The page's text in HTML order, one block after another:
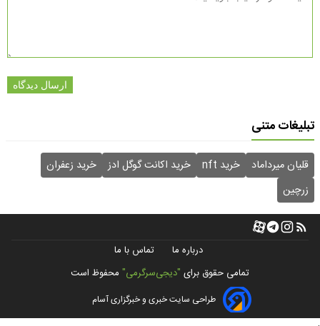
ارسال دیدگاه
تبلیغات متنی
قلیان میرداماد خرید nft خرید اکانت گوگل ادز
خرید زعفران
زرچین
درباره ما
تماس با ما
تمامی حقوق برای "دیجی‌سرگرمی" محفوظ است
طراحی سایت خبری و خبرگزاری آسام